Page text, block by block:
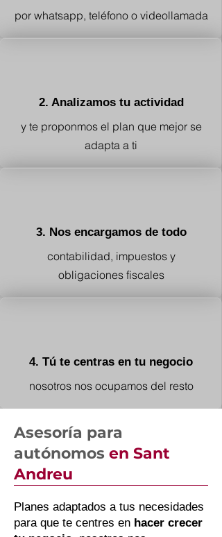
por whatsapp, teléfono o videollamada
2. Analizamos tu actividad
y te proponmos el plan que mejor se
adapta a ti
3. Nos encargamos de todo
contabilidad, impuestos y
obligaciones fiscales
4. Tú te centras en tu negocio
nosotros nos ocupamos del resto
Asesoría para
autónomos en Sant
Andreu
Planes adaptados a tus necesidades
para que te centres en hacer crecer